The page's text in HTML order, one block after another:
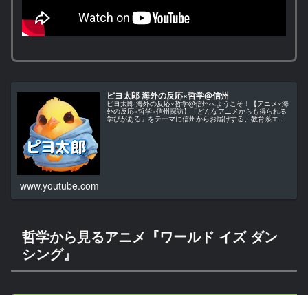
ピヨ太郎 海外の反応×哲学@信州
ピヨ太郎 海外の反応×哲学@信州へようこそ！【アニメ×海
外の反応×哲学×信州探訪】「どんなアニメからも得られる
学びがある」をテーマに信州からお届けする、教育系エン
www.youtube.com
哲学から見るアニメ『ワールド イズ ダン
シング』